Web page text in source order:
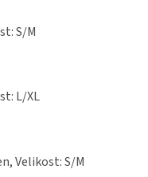
S/M
L/XL
Velikost: S/M